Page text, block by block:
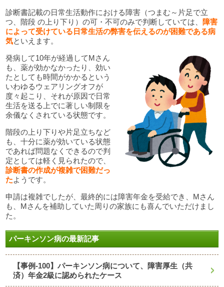
診断書記載の日常生活動作における障害（つまむ～片足で立
つ、階段 の上り下り）の可・不可のみで判断していては、
障害
によって受けている日常生活の弊害を伝えるのが困難である病
気といえます。
発病して10年が経過してMさん
も、薬が効かなかったり、効い
たとしても時間がかかるという
いわゆるウェアリングオフが
度々起こり、それが原因で日常
生活を送る上でに著しい制限を
余儀なくされている状態です。
階段の上り下りや片足立ちなど
も、十分に薬が効いている状態
であれば問題なくできるので判
定としては軽く見られたので、
診断書の作成が複雑で困難だっ
たようです。
申請は複雑でしたが、最終的には障害年金を受給でき、Mさん
も、Mさんを補助していた周りの家族にも喜んでいただけまし
た。
パーキンソン病の最新記事
【事例-100】パーキンソン病について、障害厚生（共
済）年金2級に認められたケース